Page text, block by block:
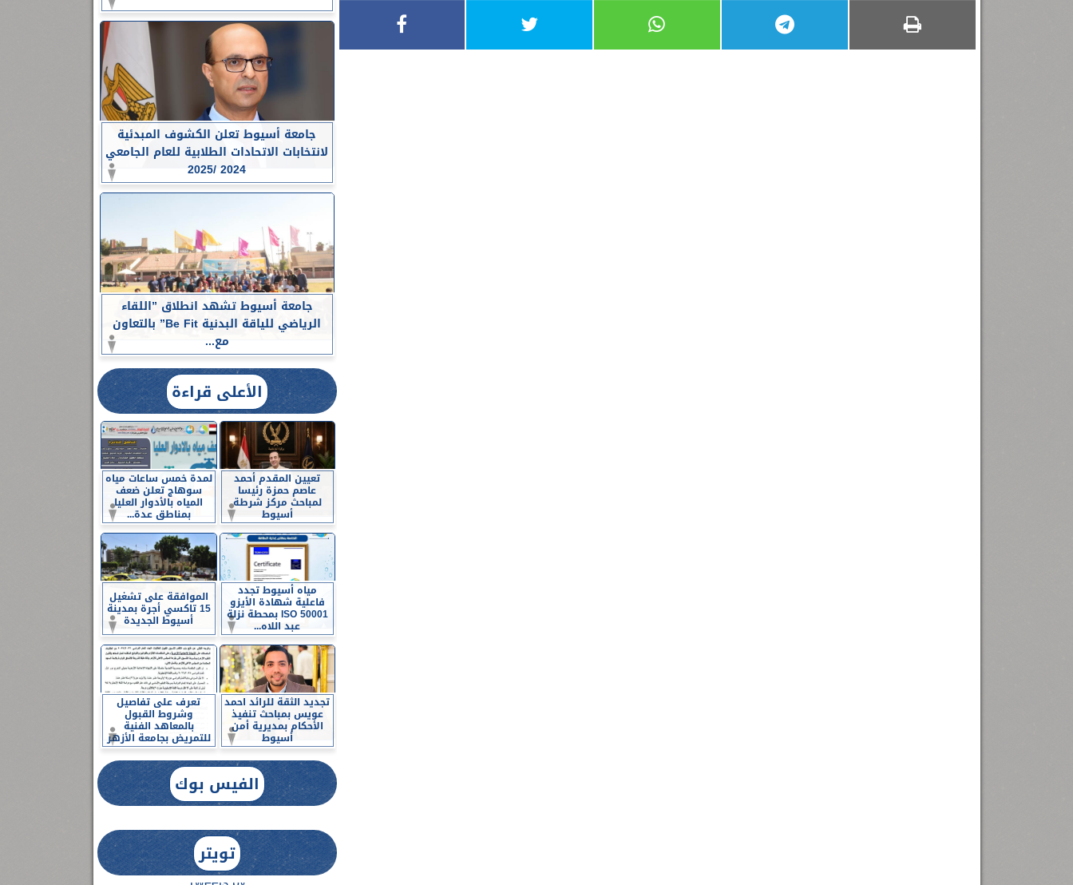
جامعة أسيوط تعلن الكشوف المبدئية
لانتخابات الاتحادات الطلابية للعام الجامعي
2024 /2025
جامعة أسيوط تشهد انطلاق ”اللقاء
الرياضي للياقة البدنية Be Fit” بالتعاون
مع...
الأعلى قراءة
تعيين المقدم أحمد
عاصم حمزة رئيسا
لمباحث مركز شرطة
أسيوط
لمدة خمس ساعات مياه
سوهاج تعلن ضعف
المياه بالأدوار العليا
بمناطق عدة...
مياه أسيوط تجدد
فاعلية شهادة الأيزو
ISO 50001 بمحطة نزلة
عبد اللاه...
الموافقة على تشغيل
15 تاكسي أجرة بمدينة
أسيوط الجديدة
تجديد الثقة للرائد احمد
عويس بمباحث تنفيذ
الأحكام بمديرية أمن
أسيوط
تعرف على تفاصيل
وشروط القبول
بالمعاهد الفنية
للتمريض بجامعة الأزهر
الفيس بوك
تويتر